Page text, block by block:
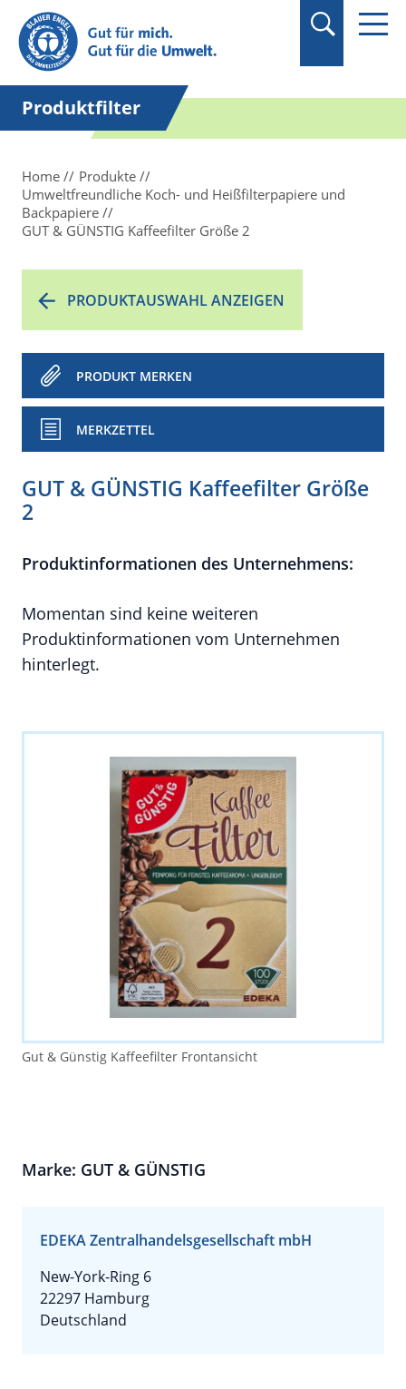
Suchbegriff in
Anführungszeichen
setzen.
Produktfilter
Home
Produkte
Umweltfreundliche Koch- und Heißfilterpapiere und
Backpapiere
GUT & GÜNSTIG Kaffeefilter Größe 2
PRODUKTAUSWAHL ANZEIGEN
PRODUKT MERKEN
MERKZETTEL
GUT & GÜNSTIG Kaffeefilter Größe
2
Produktinformationen des Unternehmens:
Momentan sind keine weiteren
Produktinformationen vom Unternehmen
hinterlegt.
Gut & Günstig Kaffeefilter Frontansicht
Marke: GUT & GÜNSTIG
EDEKA Zentralhandelsgesellschaft mbH
New-York-Ring 6
22297 Hamburg
Deutschland